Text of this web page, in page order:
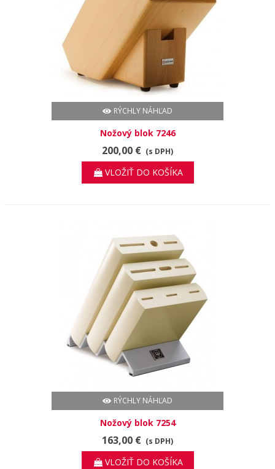
RÝCHLY NÁHĽAD
Nožový blok 7246
200,00 € (s DPH)
VLOŽIŤ DO KOŠÍKA
RÝCHLY NÁHĽAD
Nožový blok 7254
163,00 € (s DPH)
VLOŽIŤ DO KOŠÍKA